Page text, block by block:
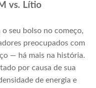
vs. Lítio
seu bolso no começo,
preocupados com
— há mais na história.
por causa de sua
de energia e